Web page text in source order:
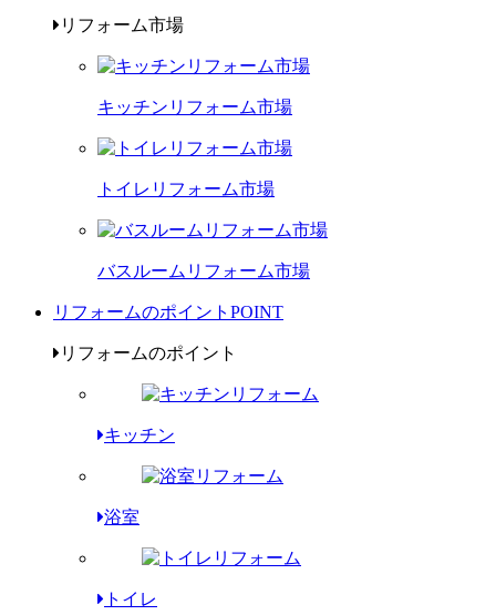
リフォーム市場
キッチンリフォーム市場
トイレリフォーム市場
バスルームリフォーム市場
リフォームのポイント POINT
リフォームのポイント
キッチン
浴室
トイレ